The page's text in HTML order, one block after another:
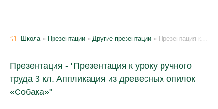
Школа» Презентации » Другие презентации » Презентация к уроку ручного труда 3 кл. Аппликация из древесных опилок «Собака»
Презентация - "Презентация к уроку ручного
труда 3 кл. Аппликация из древесных опилок
«Собака»"